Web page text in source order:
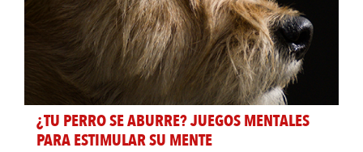
¿TU PERRO SE ABURRE? JUEGOS MENTALES
PARA ESTIMULAR SU MENTE